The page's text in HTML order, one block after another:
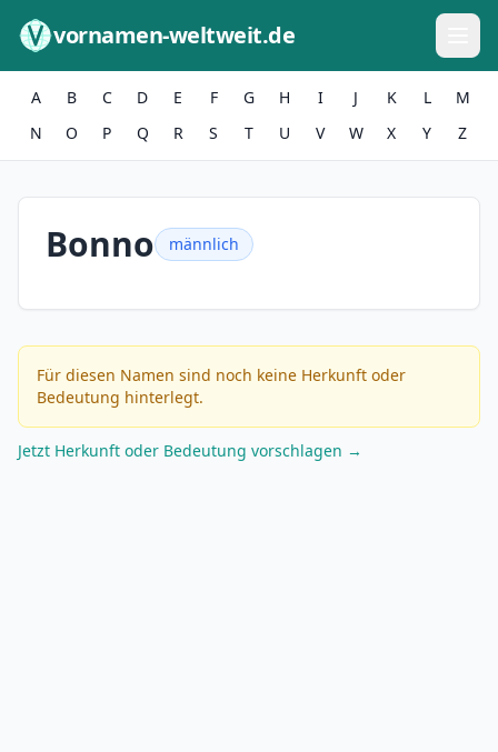
vornamen-weltweit.de
A B C D E F G H I J K L
M
N
O P Q R S T U V W X Y Z
Bonno männlich
Für diesen Namen sind noch keine Herkunft oder
Bedeutung hinterlegt.
Jetzt Herkunft oder Bedeutung vorschlagen →